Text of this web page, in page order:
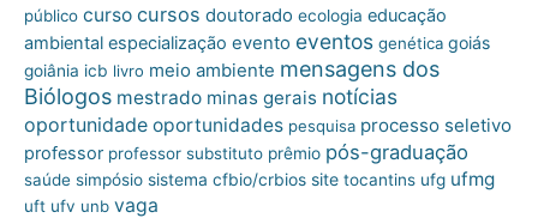
público curso cursos doutorado ecologia educação
ambiental especialização evento eventos genética goiás
goiânia icb livro meio ambiente mensagens dos
Biólogos mestrado minas gerais notícias
oportunidade oportunidades pesquisa processo seletivo
professor professor substituto prêmio pós-graduação
saúde simpósio sistema cfbio/crbios site tocantins ufg ufmg
uft ufv unb vaga